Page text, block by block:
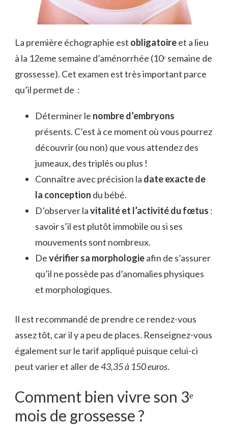
La première échographie est obligatoireet a lieu
à la 12eme semaine d’aménorrhée (10ᵉ semaine de
grossesse). Cet examen est très important parce
qu’il permet de :
Déterminer le nombre d’embryons
présents. C’est à ce moment où vous pourrez
découvrir (ou non) que vous attendez des
jumeaux, des triplés ou plus !
Connaître avec précision la date exacte de
la conception du bébé.
D’observer lavitalité et l’activité du fœtus :
savoir s’il est plutôt immobile ou si ses
mouvements sont nombreux.
Devérifier sa morphologieafin de s’assurer
qu’il ne possède pas d’anomalies physiques
et morphologiques.
Il est recommandé de prendre ce rendez-vous
assez tôt, car il y a peu de places. Renseignez-vous
également sur le tarif appliqué puisque celui-ci
peut varier et aller de43,35 à 150 euros.
Comment bien vivre son 3ᵉ
mois de grossesse ?